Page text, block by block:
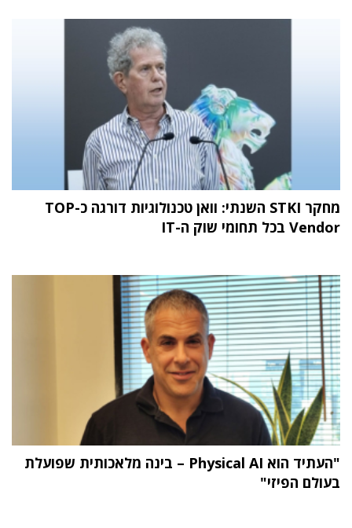
מחקר STKI השנתי: וואן טכנולוגיות דורגה כ-TOP
Vendor בכל תחומי שוק ה-IT
"העתיד הוא Physical AI – בינה מלאכותית שפועלת
בעולם הפיזי"